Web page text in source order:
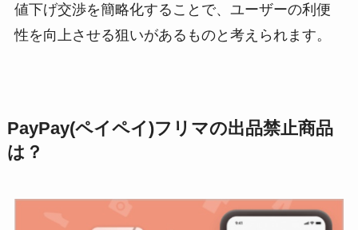
値下げ交渉を簡略化することで、ユーザーの利便
性を向上させる狙いがあるものと考えられます。
PayPay(ペイペイ)フリマの出品禁止商品
は？